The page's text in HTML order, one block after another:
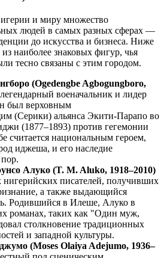
и миру множество
людей в самых разных сферах —
до искусства и бизнеса. Ниже
наиболее знаковых фигур, чья
тесно связаны с этим городом.
(Ogedengbe Agbogungboro,
военачальник и лидер
был верховным
(Серики) альянса Экити-Парапо во
(1877–1893) против гегемонии
считается национальным героем,
иджеша, и его наследие
Алуко (T. M. Aluko, 1918–2010)
писателей, получивших
а также выдающийся
Родившийся в Илеше, Алуко в
романах, таких как "Один муж,
столкновение традиционных
и западной культуры.
(Moses Olaiya Adejumo, 1936–